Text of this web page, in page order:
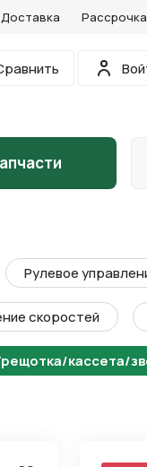
Доставка
Рулевое
скоростей
кассета/